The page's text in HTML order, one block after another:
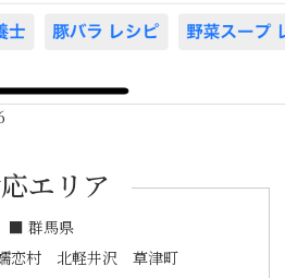
エリア
■ 群馬県
恋村 北軽井沢 草津町